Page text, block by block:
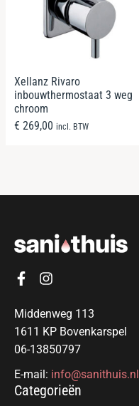
Xellanz Rivaro
inbouwthermostaat 3 weg
chroom
€ 269,00 incl. BTW
Middenweg 113
1611 KP Bovenkarspel
06-13850797
E-mail: info@sanithuis.nl
Categorieën